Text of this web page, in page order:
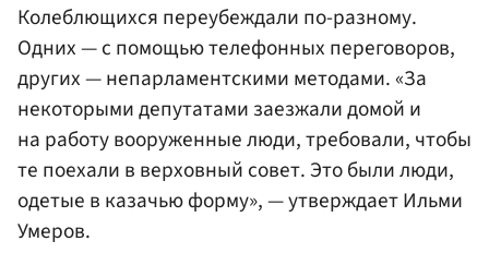
Колеблющихся переубеждали по-разному.
Одних — с помощью телефонных переговоров,
других — непарламентскими методами. «За
некоторыми депутатами заезжали домой и
на работу вооруженные люди, требовали, чтобы
те поехали в верховный совет. Это были люди,
одетые в казачью форму», — утверждает Ильми
Умеров.